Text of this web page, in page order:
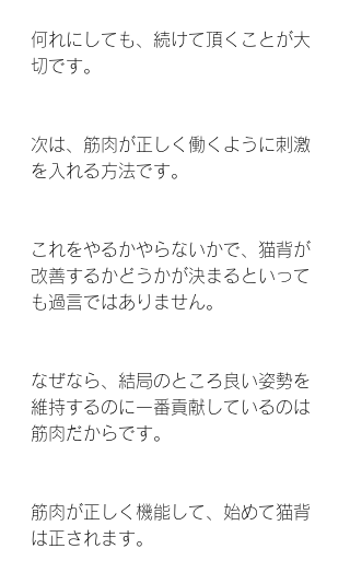
何れにしても、続けて頂くことが大
切です。
次は、筋肉が正しく働くように刺激
を入れる方法です。
これをやるかやらないかで、猫背が
改善するかどうかが決まるといって
も過言ではありません。
なぜなら、結局のところ良い姿勢を
維持するのに一番貢献しているのは
筋肉だからです。
筋肉が正しく機能して、始めて猫背
は正されます。